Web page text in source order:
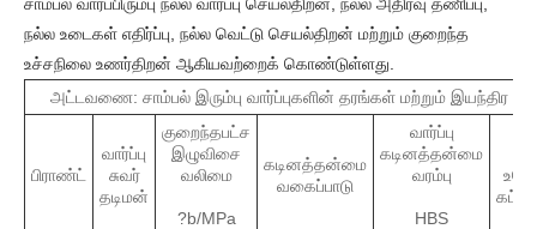
நல்ல உடைகள் எதிர்ப்பு, நல்ல வெட்டு செயல்திறன் மற்றும் குறைந்த
உச்சநிலை உணர்திறன் ஆகியவற்றைக் கொண்டுள்ளது.
அட்டவணை: சாம்பல் இரும்பு வார்ப்புகளின் தரங்கள் மற்றும் இயந்திர
பிராண்ட்
வார்ப்பு
சுவர்
தடிமன்
குறைந்தபட்ச
இழுவிசை
வலிமை
?b/MPa
கடினத்தன்மை
வகைப்பாடு
வார்ப்பு
கடினத்தன்மை
வரம்பு
HBS